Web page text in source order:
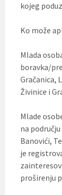
kojeg
Ko može
Mlada
boravka/
Gračanica,
Živinice i
Mlade
na
Banovići,
je
proširenju